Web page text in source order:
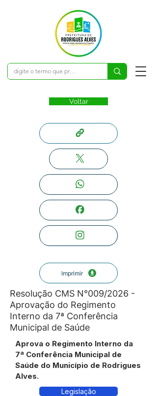
Voltar
Imprimir
Resolução CMS N°009/2026 -
Aprovação do Regimento
Interno da 7ª Conferência
Municipal de Saúde
Aprova o Regimento Interno da
7ª Conferência Municipal de
Saúde do Município de Rodrigues
Alves.
Legislação